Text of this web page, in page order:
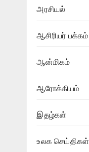
அரசியல்
ஆசிரியர் பக்கம்
ஆன்மிகம்
ஆரோக்கியம்
இதழ்கள்
உலக செய்திகள்